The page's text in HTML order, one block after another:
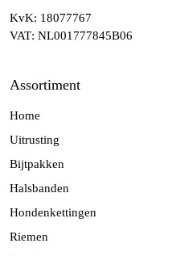
KvK: 18077767
VAT: NL001777845B06
Assortiment
Home
Uitrusting
Bijtpakken
Halsbanden
Hondenkettingen
Riemen